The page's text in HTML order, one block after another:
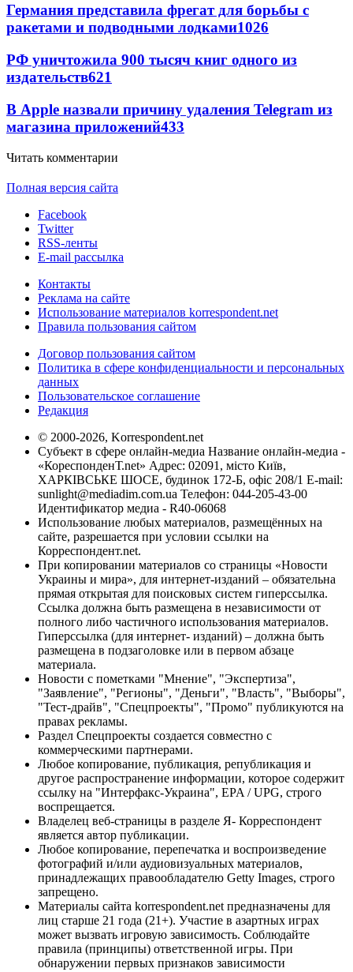
Германия представила фрегат для борьбы с
ракетами и подводными лодками1026
РФ уничтожила 900 тысяч книг одного из
издательств621
В Apple назвали причину удаления Telegram из
магазина приложений433
Читать комментарии
Полная версия сайта
Facebook
Twitter
RSS-ленты
E-mail рассылка
Контакты
Реклама на сайте
Использование материалов korrespondent.net
Правила пользования сайтом
Договор пользования сайтом
Политика в сфере конфиденциальности и персональных
данных
Пользовательское соглашение
Редакция
© 2000-2026, Korrespondent.net
Субъект в сфере онлайн-медиа Название онлайн-медиа -
«КореспонденТ.net» Адрес: 02091, місто Київ,
ХАРКІВСЬКЕ ШОСЕ, будинок 172-Б, офіс 208/1 E-mail:
sunlight@mediadim.com.ua Телефон: 044-205-43-00
Идентификатор медиа - R40-06068
Использование любых материалов, размещённых на
сайте, разрешается при условии ссылки на
Корреспондент.net.
При копировании материалов со страницы «Новости
Украины и мира», для интернет-изданий – обязательна
прямая открытая для поисковых систем гиперссылка.
Ссылка должна быть размещена в независимости от
полного либо частичного использования материалов.
Гиперссылка (для интернет- изданий) – должна быть
размещена в подзаголовке или в первом абзаце
материала.
Новости с пометками "Мнение", "Экспертиза",
"Заявление", "Регионы", "Деньги", "Власть", "Выборы",
"Тест-драйв", "Спецпроекты", "Промо" публикуются на
правах рекламы.
Раздел Спецпроекты создается совместно с
коммерческими партнерами.
Любое копирование, публикация, републикация и
другое распространение информации, которое содержит
ссылку на "Интерфакс-Украина", EPA / UPG, строго
воспрещается.
Владелец веб-страницы в разделе Я- Корреспондент
является автор публикации.
Любое копирование, перепечатка и воспроизведение
фотографий и/или аудиовизуальных материалов,
принадлежащих правообладателю Getty Images, строго
запрещено.
Материалы сайта korrespondent.net предназначены для
лиц старше 21 года (21+). Участие в азартных играх
может вызвать игровую зависимость. Соблюдайте
правила (принципы) ответственной игры. При
обнаружении первых признаков зависимости